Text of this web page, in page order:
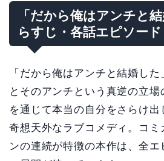
「だから俺はアンチと
らすじ・各話エピソード
「だから俺はアンチと結婚し
とそのアンチという真逆の立
を通じて本当の自分をさらけ出
奇想天外なラブコメディ。コミ
ンの連続が特徴の本作は、全エ